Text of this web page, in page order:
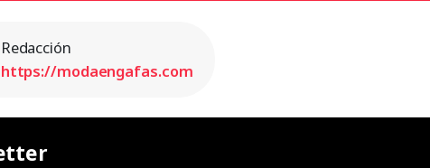
Redacción
https://modaengafas.com